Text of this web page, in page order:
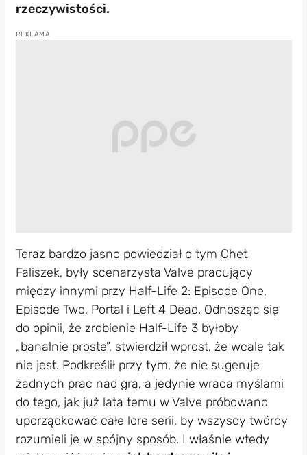
rzeczywistości.
Teraz bardzo jasno powiedział o tym Chet
Faliszek, były scenarzysta Valve pracujący
między innymi przy Half-Life 2: Episode One,
Episode Two, Portal i Left 4 Dead. Odnosząc się
do opinii, że zrobienie Half-Life 3 byłoby
„banalnie proste”, stwierdził wprost, że wcale tak
nie jest. Podkreślił przy tym, że nie sugeruje
żadnych prac nad grą, a jedynie wraca myślami
do tego, jak już lata temu w Valve próbowano
uporządkować całe lore serii, by wszyscy twórcy
rozumieli je w spójny sposób. I właśnie wtedy